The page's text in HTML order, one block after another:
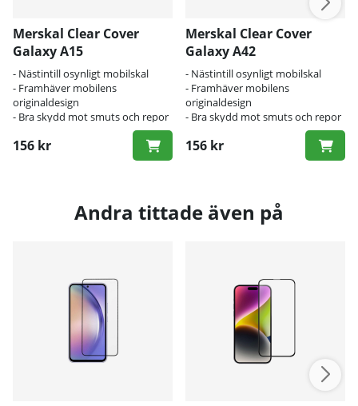
Merskal Clear Cover
Galaxy A15
- Nästintill osynligt mobilskal
- Framhäver mobilens
originaldesign
- Bra skydd mot smuts och repor
156 kr
Merskal Clear Cover
Galaxy A42
- Nästintill osynligt mobilskal
- Framhäver mobilens
originaldesign
- Bra skydd mot smuts och repor
156 kr
Andra tittade även på